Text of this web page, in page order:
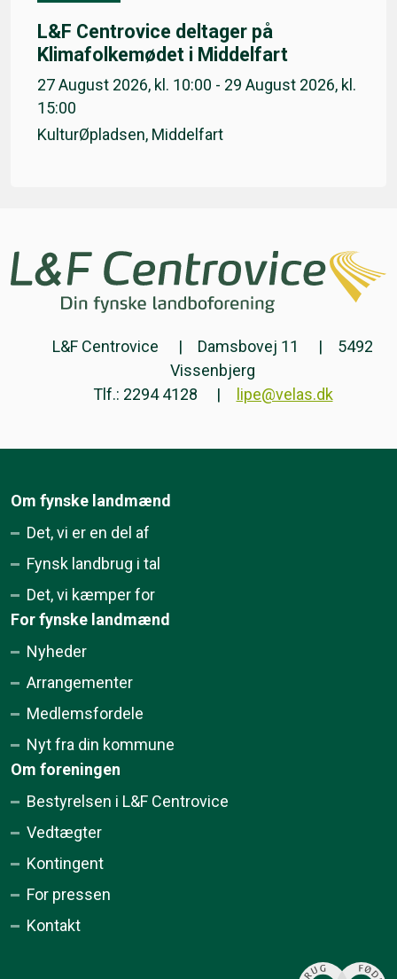
L&F Centrovice deltager på
Klimafolkemødet i Middelfart
27 August 2026, kl. 10:00 - 29 August 2026, kl.
15:00
KulturØpladsen, Middelfart
L&F Centrovice Damsbovej 11
5492
Vissenbjerg
Tlf.: 2294 4128
lipe@velas.dk
Om fynske landmænd
Det, vi er en del af
Fynsk landbrug i tal
Det, vi kæmper for
For fynske landmænd
Nyheder
Arrangementer
Medlemsfordele
Nyt fra din kommune
Om foreningen
Bestyrelsen i L&F Centrovice
Vedtægter
Kontingent
For pressen
Kontakt